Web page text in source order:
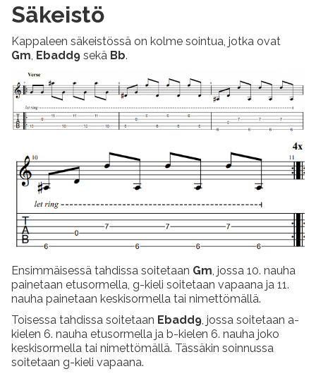
Säkeistö
Kappaleen säkeistössä on kolme sointua, jotka ovat
Gm, Ebadd9 sekä Bb.
Ensimmäisessä tahdissa soitetaan Gm, jossa 10. nauha
painetaan etusormella, g-kieli soitetaan vapaana ja 11.
nauha painetaan keskisormella tai nimettömällä.
Toisessa tahdissa soitetaan Ebadd9, jossa soitetaan a-
kielen 6. nauha etusormella ja b-kielen 6. nauha joko
keskisormella tai nimettömällä. Tässäkin soinnussa
soitetaan g-kieli vapaana.